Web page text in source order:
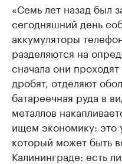
«Семь лет назад был
сегодняшний день
аккумуляторы
разделяются на
сначала они
дробят, отделяют
батареечная руда в
металлов
ищем экономику: это
который может быть
Калининграде: есть